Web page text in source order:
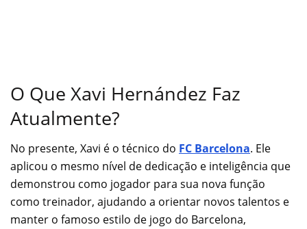
O Que Xavi Hernández Faz
Atualmente?
No presente, Xavi é o técnico do FC Barcelona. Ele
aplicou o mesmo nível de dedicação e inteligência que
demonstrou como jogador para sua nova função
como treinador, ajudando a orientar novos talentos e
manter o famoso estilo de jogo do Barcelona,